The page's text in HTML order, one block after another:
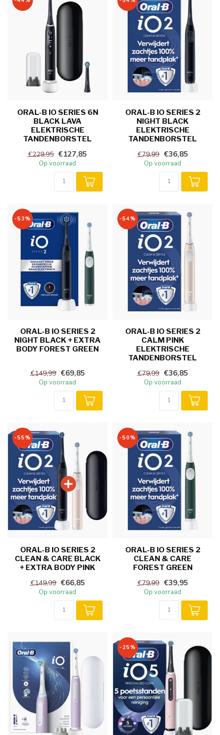
ORAL-B IO SERIES 6N
BLACK LAVA
ELEKTRISCHE
TANDENBORSTEL
€229,95 €127,85
Op voorraad
ORAL-B IO SERIES 2
NIGHT BLACK
ELEKTRISCHE
TANDENBORSTEL
€79,99 €36,85
Op voorraad
-53%
ORAL-B IO SERIES 2
NIGHT BLACK + EXTRA
BODY FOREST GREEN
€149,99 €69,85
Op voorraad
-54%
ORAL-B IO SERIES 2
CALM PINK
ELEKTRISCHE
TANDENBORSTEL
€79,99 €36,85
Op voorraad
-55%
ORAL-B IO SERIES 2
CLEAN & CARE BLACK
+ EXTRA BODY PINK
€149,99 €66,85
Op voorraad
-50%
ORAL-B IO SERIES 2
CLEAN & CARE
FOREST GREEN
€79,99 €39,95
Op voorraad
-25%